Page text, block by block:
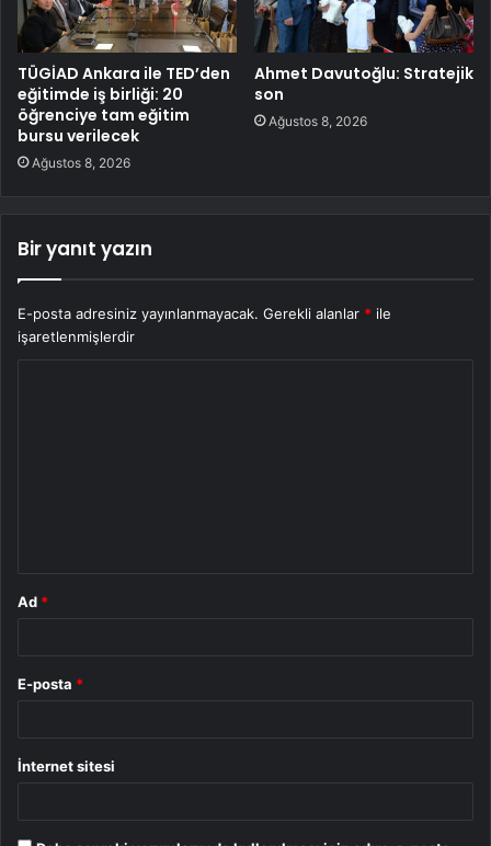
TÜGİAD Ankara ile TED’den
eğitimde iş birliği: 20
öğrenciye tam eğitim
bursu verilecek
Ağustos 8, 2026
Ahmet Davutoğlu: Stratejik
son
Ağustos 8, 2026
Bir yanıt yazın
E-posta adresiniz yayınlanmayacak. Gerekli alanlar * ile
işaretlenmişlerdir
Ad *
E-posta *
İnternet sitesi